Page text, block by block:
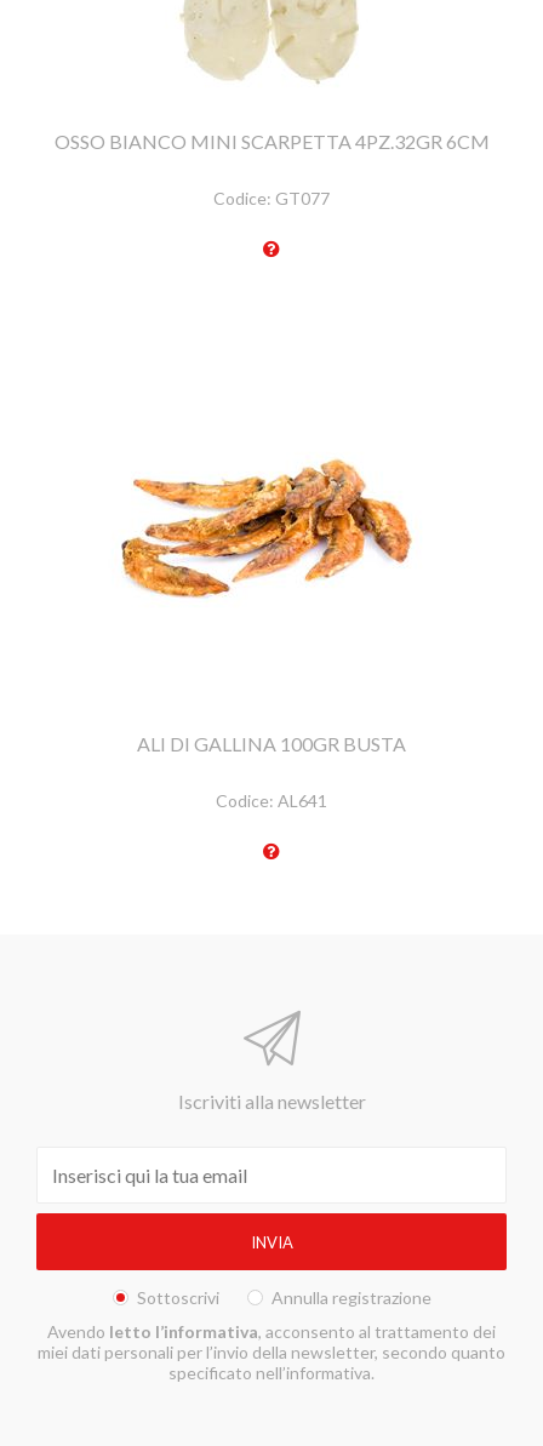
OSSO BIANCO MINI SCARPETTA 4PZ.32GR 6CM
Codice: GT077
ALI DI GALLINA 100GR BUSTA
Codice: AL641
Iscriviti alla newsletter
Sottoscrivi
Annulla registrazione
Avendo letto l’informativa, acconsento al trattamento dei
miei dati personali per l’invio della newsletter, secondo quanto
specificato nell’informativa.